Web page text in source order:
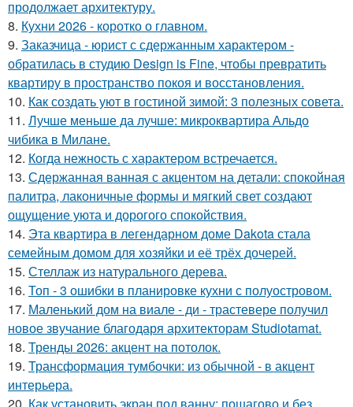
продолжает архитектуру.
8. Кухни 2026 - коротко о главном.
9. Заказчица - юрист с сдержанным характером -
обратилась в студию Design is Fine, чтобы превратить
квартиру в пространство покоя и восстановления.
10. Как создать уют в гостиной зимой: 3 полезных совета.
11. Лучше меньше да лучше: микроквартира Альдо
чибика в Милане.
12. Когда нежность с характером встречается.
13. Сдержанная ванная с акцентом на детали: спокойная
палитра, лаконичные формы и мягкий свет создают
ощущение уюта и дорогого спокойствия.
14. Эта квартира в легендарном доме Dakota стала
семейным домом для хозяйки и её трёх дочерей.
15. Стеллаж из натурального дерева.
16. Топ - 3 ошибки в планировке кухни с полуостровом.
17. Маленький дом на виале - ди - трастевере получил
новое звучание благодаря архитекторам Studiotamat.
18. Тренды 2026: акцент на потолок.
19. Трансформация тумбочки: из обычной - в акцент
интерьера.